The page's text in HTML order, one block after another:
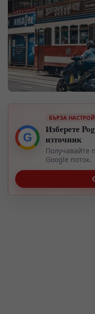
G
БЪРЗА
Изберете
източник
Получавайте
Google поток.